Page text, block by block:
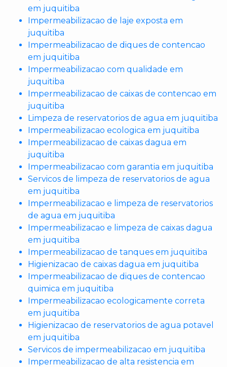
em juquitiba
Impermeabilizacao de laje exposta em
juquitiba
Impermeabilizacao de diques de contencao
em juquitiba
Impermeabilizacao com qualidade em
juquitiba
Impermeabilizacao de caixas de contencao em
juquitiba
Limpeza de reservatorios de agua em juquitiba
Impermeabilizacao ecologica em juquitiba
Impermeabilizacao de caixas dagua em
juquitiba
Impermeabilizacao com garantia em juquitiba
Servicos de limpeza de reservatorios de agua
em juquitiba
Impermeabilizacao e limpeza de reservatorios
de agua em juquitiba
Impermeabilizacao e limpeza de caixas dagua
em juquitiba
Impermeabilizacao de tanques em juquitiba
Higienizacao de caixas dagua em juquitiba
Impermeabilizacao de diques de contencao
quimica em juquitiba
Impermeabilizacao ecologicamente correta
em juquitiba
Higienizacao de reservatorios de agua potavel
em juquitiba
Servicos de impermeabilizacao em juquitiba
Impermeabilizacao de alta resistencia em